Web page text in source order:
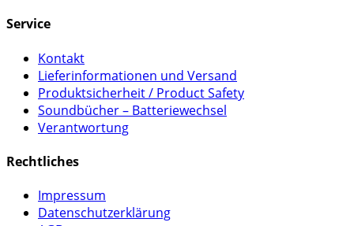
Service
Kontakt
Lieferinformationen und Versand
Produktsicherheit / Product Safety
Soundbücher – Batteriewechsel
Verantwortung
Rechtliches
Impressum
Datenschutzerklärung